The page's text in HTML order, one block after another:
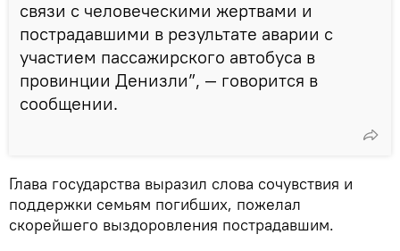
связи с человеческими жертвами и
пострадавшими в результате аварии с
участием пассажирского автобуса в
провинции Денизли”, — говорится в
сообщении.
Глава государства выразил слова сочувствия и
поддержки семьям погибших, пожелал
скорейшего выздоровления пострадавшим.